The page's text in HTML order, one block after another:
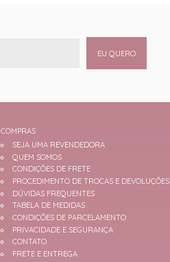
EU QUERO
COMPRAS
SEJA UMA REVENDEDORA
QUEM SOMOS
CONDIÇÕES DE FRETE
PROCEDIMENTO DE TROCAS E DEVOLUÇÕES
DÚVIDAS FREQUENTES
TABELA DE MEDIDAS
CONDIÇÕES DE PARCELAMENTO
PRIVACIDADE E SEGURANÇA
CONTATO
FRETE E ENTREGA